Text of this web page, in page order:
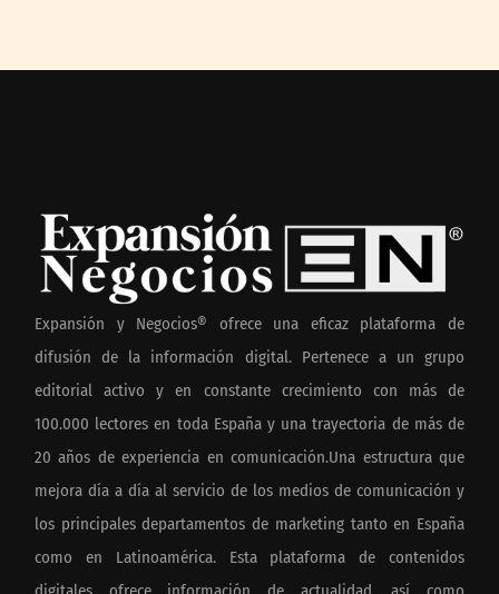
Expansión y Negocios® ofrece una eficaz plataforma de
difusión de la información digital. Pertenece a un grupo
editorial activo y en constante crecimiento con más de
100.000 lectores en toda España y una trayectoria de más de
20 años de experiencia en comunicación.Una estructura que
mejora día a día al servicio de los medios de comunicación y
los principales departamentos de marketing tanto en España
como en Latinoamérica. Esta plataforma de contenidos